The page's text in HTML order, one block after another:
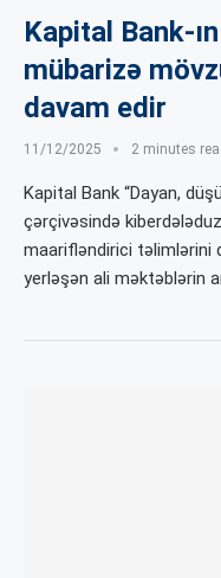
Kapital Bank-
mübarizə
davam edir
11/12/2025 2 minutes
Kapital Bank “Dayan,
çərçivəsində
maarifləndirici təlimlərini
yerləşən ali məktəblərin